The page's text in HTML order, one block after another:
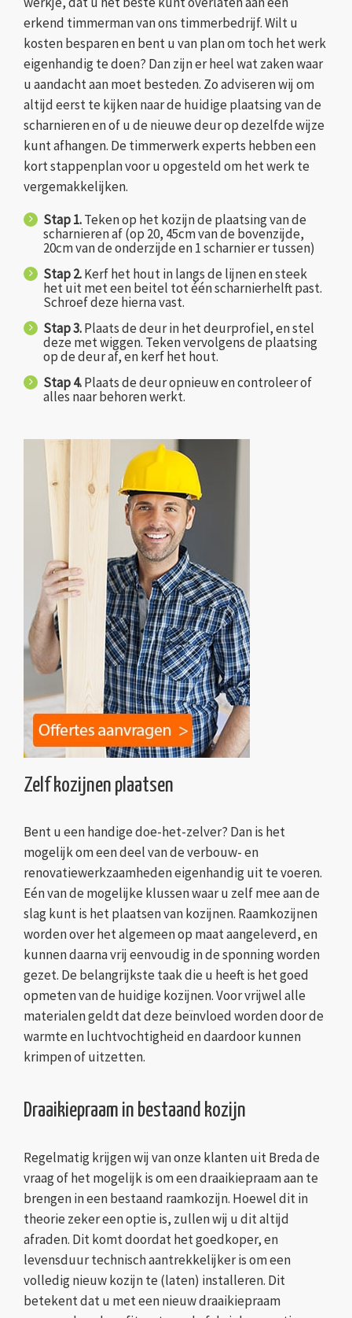
erkend timmerman van ons timmerbedrijf. Wilt u
kosten besparen en bent u van plan om toch het werk
eigenhandig te doen? Dan zijn er heel wat zaken waar
u aandacht aan moet besteden. Zo adviseren wij om
altijd eerst te kijken naar de huidige plaatsing van de
scharnieren en of u de nieuwe deur op dezelfde wijze
kunt afhangen. De timmerwerk experts hebben een
kort stappenplan voor u opgesteld om het werk te
vergemakkelijken.
Stap 1.Teken op het kozijn de plaatsing van de
scharnieren af (op 20, 45cm van de bovenzijde,
20cm van de onderzijde en 1 scharnier er tussen)
Stap 2.Kerf het hout in langs de lijnen en steek
het uit met een beitel tot één scharnierhelft past.
Schroef deze hierna vast.
Stap 3.Plaats de deur in het deurprofiel, en stel
deze met wiggen. Teken vervolgens de plaatsing
op de deur af, en kerf het hout.
Stap 4.Plaats de deur opnieuw en controleer of
alles naar behoren werkt.
Zelf kozijnen plaatsen
Bent u een handige doe-het-zelver? Dan is het
mogelijk om een deel van de verbouw- en
renovatiewerkzaamheden eigenhandig uit te voeren.
Eén van de mogelijke klussen waar u zelf mee aan de
slag kunt is het plaatsen van kozijnen. Raamkozijnen
worden over het algemeen op maat aangeleverd, en
kunnen daarna vrij eenvoudig in de sponning worden
gezet. De belangrijkste taak die u heeft is het goed
opmeten van de huidige kozijnen. Voor vrijwel alle
materialen geldt dat deze beïnvloed worden door de
warmte en luchtvochtigheid en daardoor kunnen
krimpen of uitzetten.
Draaikiepraam in bestaand kozijn
Regelmatig krijgen wij van onze klanten uit Breda de
vraag of het mogelijk is om een draaikiepraam aan te
brengen in een bestaand raamkozijn. Hoewel dit in
theorie zeker een optie is, zullen wij u dit altijd
afraden. Dit komt doordat het goedkoper, en
levensduur technisch aantrekkelijker is om een
volledig nieuw kozijn te (laten) installeren. Dit
betekent dat u met een nieuw draaikiepraam